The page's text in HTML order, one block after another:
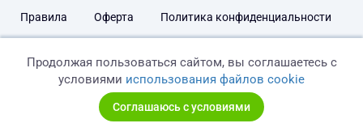
Правила Оферта Политика конфиденциальности
Продолжая пользоваться сайтом, вы соглашаетесь с
условиями использования файлов cookie
Соглашаюсь с условиями